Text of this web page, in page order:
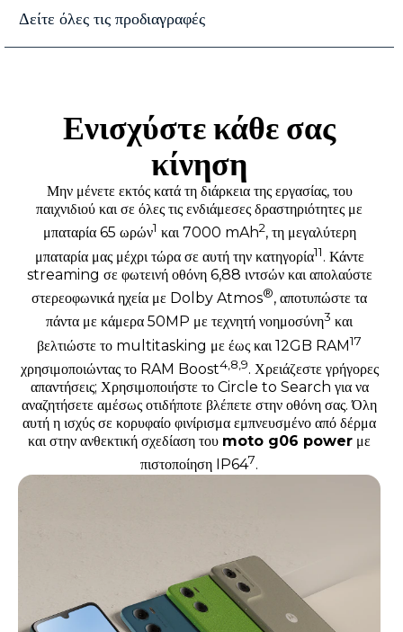
Κέρδισε εισιτήρια για το FIFA World Cup 26™ και το exclusive
Δείτε όλες τις προδιαγραφές
Ενισχύστε κάθε σας
κίνηση
Μην μένετε εκτός κατά τη διάρκεια της εργασίας, του
παιχνιδιού και σε όλες τις ενδιάμεσες δραστηριότητες με
μπαταρία 65 ωρών1 και 7000 mAh2, τη μεγαλύτερη
μπαταρία μας μέχρι τώρα σε αυτή την κατηγορία11. Κάντε
streaming σε φωτεινή οθόνη 6,88 ιντσών και απολαύστε
στερεοφωνικά ηχεία με Dolby Atmos®, αποτυπώστε τα
πάντα με κάμερα 50MP με τεχνητή νοημοσύνη3 και
βελτιώστε το multitasking με έως και 12GB RAM17
χρησιμοποιώντας το RAM Boost4,8,9. Χρειάζεστε γρήγορες
απαντήσεις; Χρησιμοποιήστε το Circle to Search για να
αναζητήσετε αμέσως οτιδήποτε βλέπετε στην οθόνη σας. Όλη
αυτή η ισχύς σε κορυφαίο φινίρισμα εμπνευσμένο από δέρμα
και στην ανθεκτική σχεδίαση του moto g06 power με
πιστοποίηση IP647.